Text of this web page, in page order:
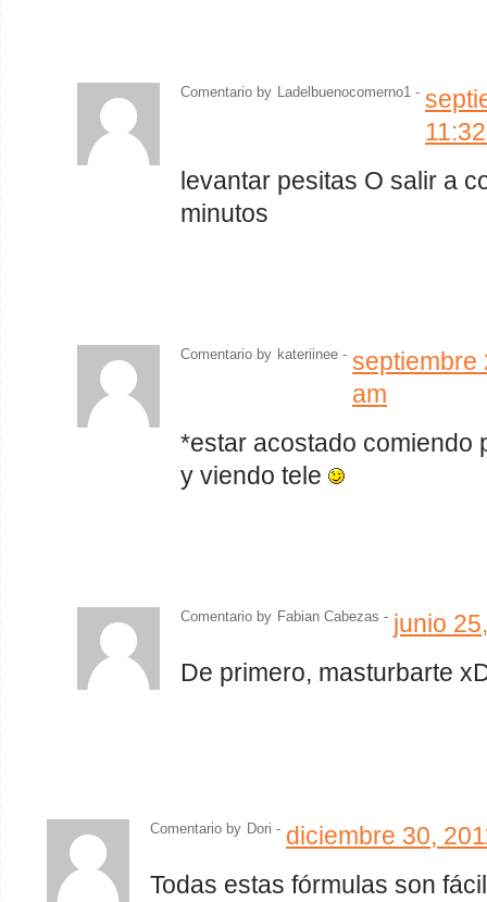
Comentario by Ladelbuenocomerno1 -
levantar pesitas O salir a
minutos
Comentario by kateriinee - septiembre
am
*estar acostado comiendo
y viendo tele
Comentario by Fabian Cabezas - junio
De primero, masturbarte
Comentario by Dori - diciembre 30,
Todas estas fórmulas son